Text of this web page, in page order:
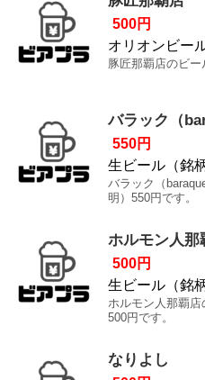
500円
オリオンビー
豚匠那覇店のビー
バラック（
550円
生ビール（銘
バラック（
明）550円です。
ホルモン人那
500円
生ビール（銘
ホルモン人那覇店
500円です。
なりよし